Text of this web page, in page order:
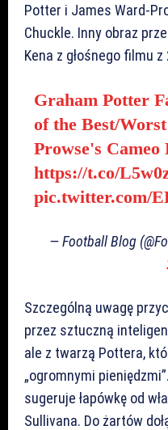
Potter i James Ward-
Chuckle. Inny obraz
Kena z głośnego filmu z
Graham Potter
of the Best/
Prowse's Cameo
https://t.co/
pic.twitter.com/
— Football Blog
Szczególną uwagę
przez sztuczną
ale z twarzą Pottera,
„ogromnymi
sugeruje łapówkę od
Sullivana. Do żartów